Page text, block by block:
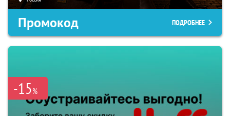
Промокод ПОДРОБНЕЕ
-15%